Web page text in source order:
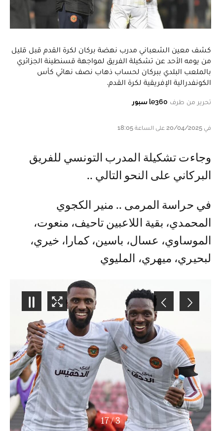
كشف معين الشعباني مدرب نهضة بركان لكرة القدم قبل قليل
من يومه الأحد عن تشكيلة الفريق لمواجهة قسنطينة الجزائري
بالملعب البلدي ببركان لحساب ذهاب نصف نهائي كأس
الكونفدرالية الإفريقية لكرة القدم.
تحرير من طرف le360 سبور
في 20/04/2025 على الساعة 18:05
و جاءت تشكيلة المدرب التونسي للفريق
البركاني على النحو التالي ..
في حراسة المرمى .. منير الكجوي
المحمدي، بقية اللاعبين تاحيف، منعوت،
الموساوي، عسال، باسين، كمارا، خيري،
لبحيري، ميهري، المليوي
3
/
17